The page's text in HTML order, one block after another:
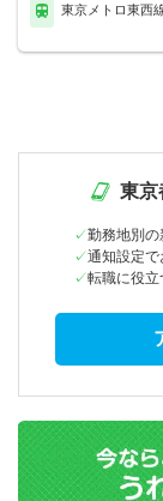
東京メトロ東西
東京
勤務地別
通知設定
転職に役